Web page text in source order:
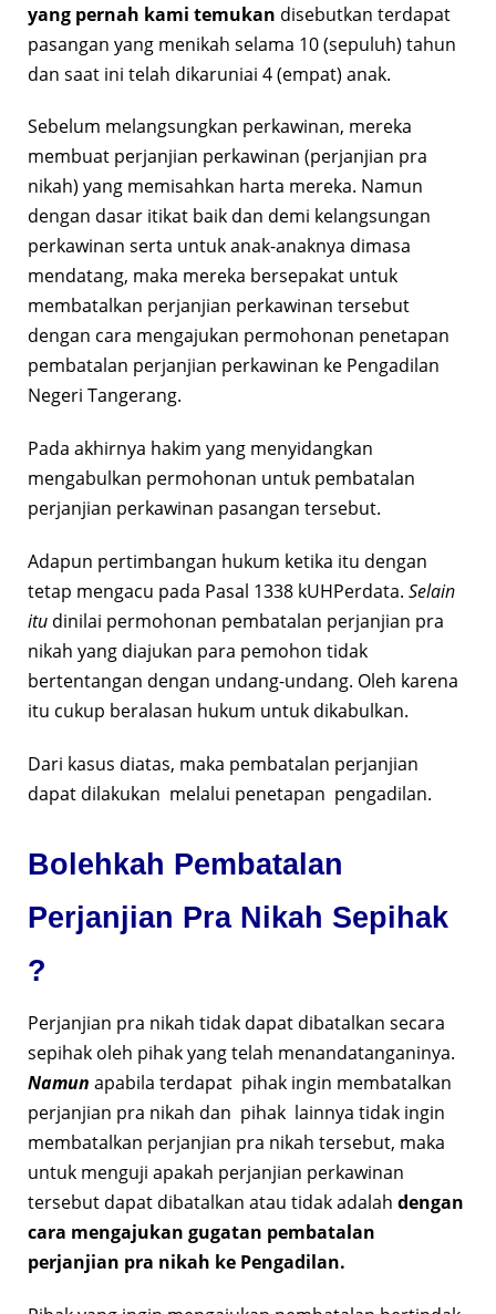
yang pernah kami temukan disebutkan terdapat
pasangan yang menikah selama 10 (sepuluh) tahun
dan saat ini telah dikaruniai 4 (empat) anak.
Sebelum melangsungkan perkawinan, mereka
membuat perjanjian perkawinan (perjanjian pra
nikah) yang memisahkan harta mereka. Namun
dengan dasar itikat baik dan demi kelangsungan
perkawinan serta untuk anak-anaknya dimasa
mendatang, maka mereka bersepakat untuk
membatalkan perjanjian perkawinan tersebut
dengan cara mengajukan permohonan penetapan
pembatalan perjanjian perkawinan ke Pengadilan
Negeri Tangerang.
Pada akhirnya hakim yang menyidangkan
mengabulkan permohonan untuk pembatalan
perjanjian perkawinan pasangan tersebut.
Adapun pertimbangan hukum ketika itu dengan
tetap mengacu pada Pasal 1338 kUHPerdata. Selain
itu dinilai permohonan pembatalan perjanjian pra
nikah yang diajukan para pemohon tidak
bertentangan dengan undang-undang. Oleh karena
itu cukup beralasan hukum untuk dikabulkan.
Dari kasus diatas, maka pembatalan perjanjian
dapat dilakukan melalui penetapan pengadilan.
Bolehkah Pembatalan
Perjanjian Pra Nikah Sepihak
?
Perjanjian pra nikah tidak dapat dibatalkan secara
sepihak oleh pihak yang telah menandatanganinya.
Namun apabila terdapat pihak ingin membatalkan
perjanjian pra nikah dan pihak lainnya tidak ingin
membatalkan perjanjian pra nikah tersebut, maka
untuk menguji apakah perjanjian perkawinan
tersebut dapat dibatalkan atau tidak adalah dengan
cara mengajukan gugatan pembatalan
perjanjian pra nikah ke Pengadilan.